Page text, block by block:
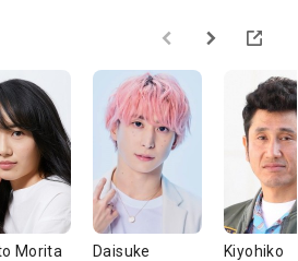
Morita
Daisuke
Kiyohiko